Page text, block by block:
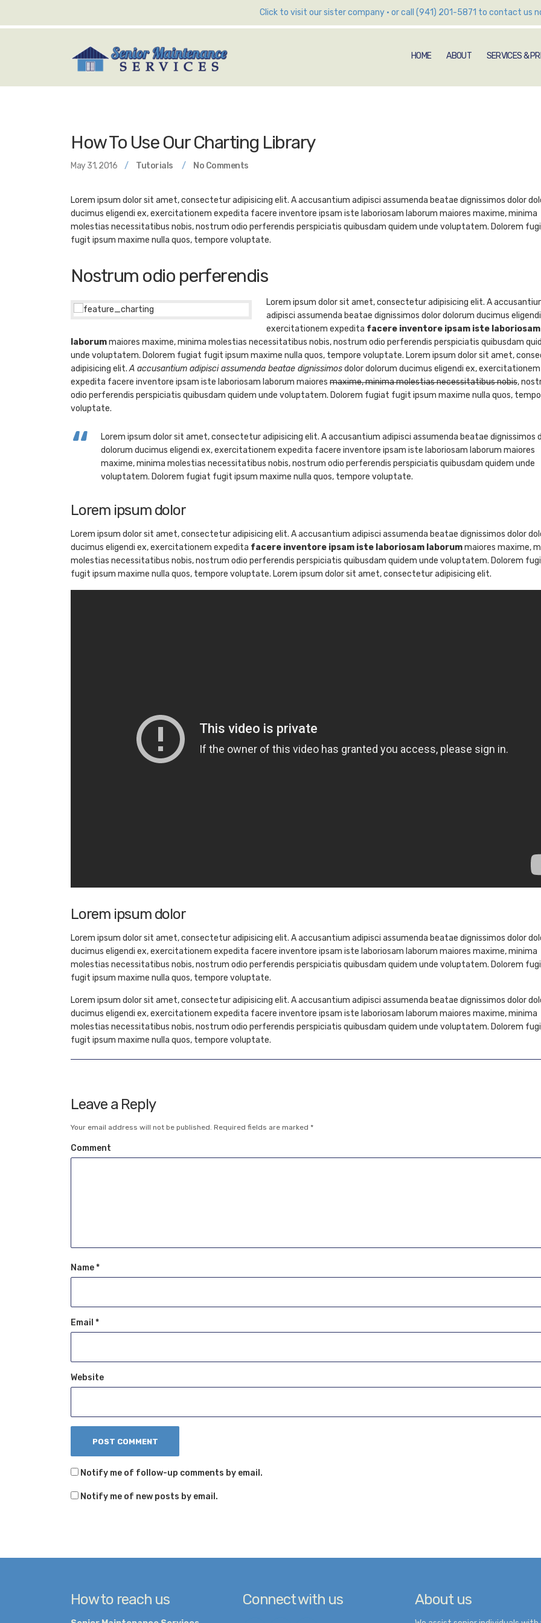
Click to visit our sister company• or call (941) 201-5871 to contact us
HOME ABOUT SERVICES &
How To Use Our Charting Library
May 31, 2016 Tutorials No Comments
Lorem ipsum dolor sit amet, consectetur adipisicing elit. A accusantium adipisci assumenda beatae dignissimos dolor
ducimus eligendi ex, exercitationem expedita facere inventore ipsam iste laboriosam laborum maiores maxime, minima
molestias necessitatibus nobis, nostrum odio perferendis perspiciatis quibusdam quidem unde voluptatem. Dolorem
fugit ipsum maxime nulla quos, tempore voluptate.
Nostrum odio perferendis
Lorem ipsum dolor sit amet, consectetur adipisicing elit. A
adipisci assumenda beatae dignissimos dolor dolorum ducimus
exercitationem expedita facere inventore ipsam iste laboriosam
laborummaiores maxime, minima molestias necessitatibus nobis, nostrum odio perferendis perspiciatis quibusdam
unde voluptatem. Dolorem fugiat fugit ipsum maxime nulla quos, tempore voluptate. Lorem ipsum dolor sit amet,
adipisicing elit.A accusantium adipisci assumenda beatae dignissimosdolor dolorum ducimus eligendi ex, exercitationem
expedita facere inventore ipsam iste laboriosam laborum maiores maxime, minima molestias necessitatibus nobis,
odio perferendis perspiciatis quibusdam quidem unde voluptatem. Dolorem fugiat fugit ipsum maxime nulla quos,
voluptate.
Lorem ipsum dolor sit amet, consectetur adipisicing elit. A accusantium adipisci assumenda beatae dignissimos
dolorum ducimus eligendi ex, exercitationem expedita facere inventore ipsam iste laboriosam laborum maiores
maxime, minima molestias necessitatibus nobis, nostrum odio perferendis perspiciatis quibusdam quidem unde
voluptatem. Dolorem fugiat fugit ipsum maxime nulla quos, tempore voluptate.
Lorem ipsum dolor
Lorem ipsum dolor sit amet, consectetur adipisicing elit. A accusantium adipisci assumenda beatae dignissimos dolor
ducimus eligendi ex, exercitationem expedita facere inventore ipsam iste laboriosam laborummaiores maxime,
molestias necessitatibus nobis, nostrum odio perferendis perspiciatis quibusdam quidem unde voluptatem. Dolorem
fugit ipsum maxime nulla quos, tempore voluptate. Lorem ipsum dolor sit amet, consectetur adipisicing elit.
Lorem ipsum dolor
Lorem ipsum dolor sit amet, consectetur adipisicing elit. A accusantium adipisci assumenda beatae dignissimos dolor
ducimus eligendi ex, exercitationem expedita facere inventore ipsam iste laboriosam laborum maiores maxime, minima
molestias necessitatibus nobis, nostrum odio perferendis perspiciatis quibusdam quidem unde voluptatem. Dolorem
fugit ipsum maxime nulla quos, tempore voluptate.
Lorem ipsum dolor sit amet, consectetur adipisicing elit. A accusantium adipisci assumenda beatae dignissimos dolor
ducimus eligendi ex, exercitationem expedita facere inventore ipsam iste laboriosam laborum maiores maxime, minima
molestias necessitatibus nobis, nostrum odio perferendis perspiciatis quibusdam quidem unde voluptatem. Dolorem
fugit ipsum maxime nulla quos, tempore voluptate.
Leave a Reply
Your email address will not be published. Required fields are marked *
Comment
Name*
Email *
Website
Notify me of follow-up comments by email.
Notify me of new posts by email.
How to reach us Connect with us About us